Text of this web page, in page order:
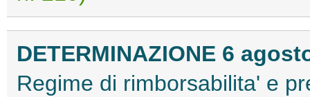
DETERMINAZIONE 6
Regime di rimborsabilita' e